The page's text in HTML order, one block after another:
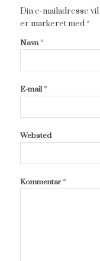
Din e-mailadresse
er markeret med *
Navn*
E-mail*
Websted
Kommentar*